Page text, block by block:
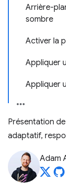
Arrière-
sombre
Activer la
Appliquer
Appliquer
Présentation
adaptatif,
Adam